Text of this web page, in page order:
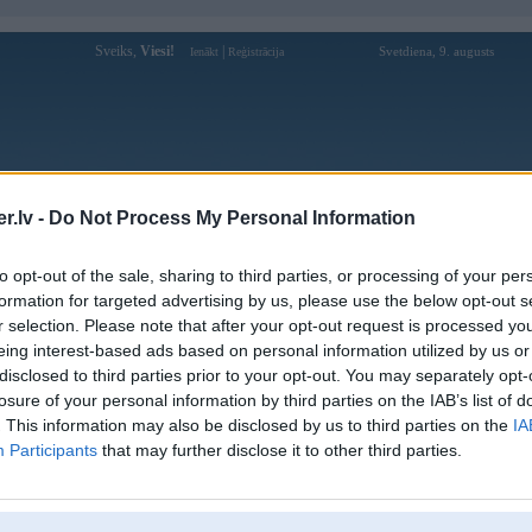
- Do Not Process My Personal Information
opt-out of the sale, sharing to third parties, or processing of your
for targeted advertising by us, please use the below opt-out
selection. Please note that after your opt-out request is processed
interest-based ads based on personal information utilized by us
to third parties prior to your opt-out. You may separately
of your personal information by third parties on the IAB’s list of
This information may also be disclosed by us to third parties on the
Participants that may further disclose it to other third parties.
Sveiks, Viesi! Ienākt Reģistrācija Svetdiena, 9. augusts
Forums Galerijas Reģistrācija Lietotāji
Lietotāja easyaesim profils
Lietotājvārds:
easyaesim
Ziņojumi forumā:
0
Pēdējie ziņojumi forumā